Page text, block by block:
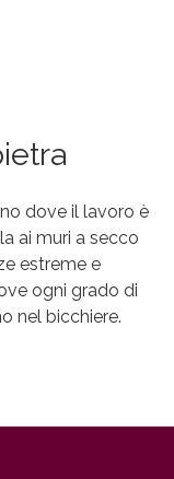
dove il lavoro è
ai muri a secco
estreme e
ogni grado di
nel bicchiere.